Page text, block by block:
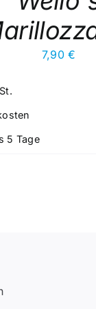
7,90€
5 Tage